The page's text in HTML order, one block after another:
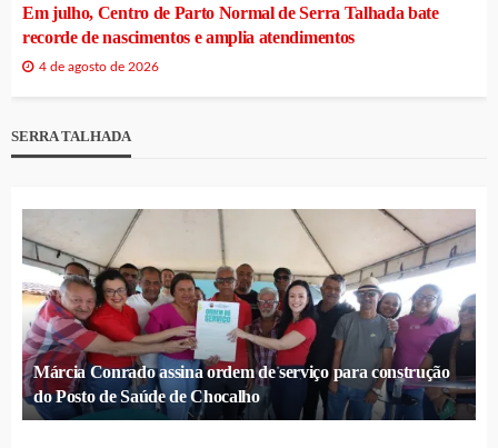
Em julho, Centro de Parto Normal de Serra Talhada bate
recorde de nascimentos e amplia atendimentos
4 de agosto de 2026
SERRA TALHADA
Márcia Conrado assina ordem de serviço para construção
do Posto de Saúde de Chocalho